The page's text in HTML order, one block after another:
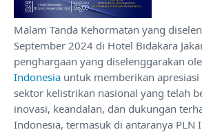
Malam Tanda Kehormatan yang
September 2024 di Hotel Bidakara
penghargaan yang diselenggarakan
Indonesia untuk memberikan
sektor kelistrikan nasional yang telah
inovasi, keandalan, dan dukungan
Indonesia, termasuk di antaranya PLN